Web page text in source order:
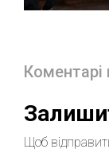
Коментарі
Щоб